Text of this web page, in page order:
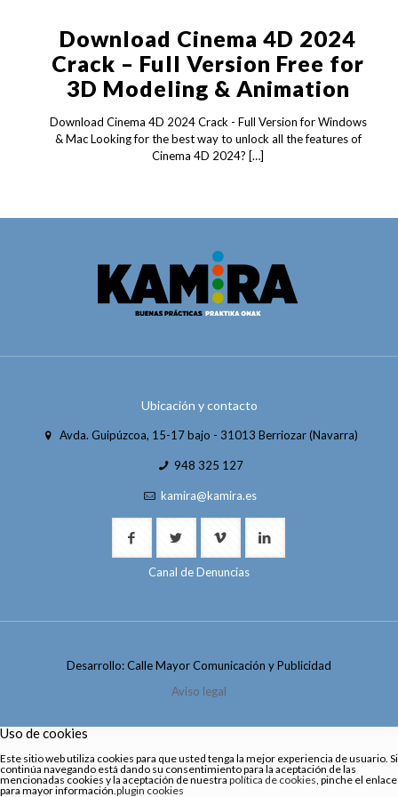
Download Cinema 4D 2024
Crack – Full Version Free for
3D Modeling & Animation
Download Cinema 4D 2024 Crack - Full Version for Windows
& Mac Looking for the best way to unlock all the features of
Cinema 4D 2024? […]
Ubicación y contacto
Avda. Guipúzcoa, 15-17 bajo - 31013 Berriozar (Navarra)
948 325 127
kamira@kamira.es
Canal de Denuncias
Desarrollo: Calle Mayor Comunicación y Publicidad
Aviso legal
Uso de cookies
Este sitio web utiliza cookies para que usted tenga la mejor experiencia de usuario. Si
continúa navegando está dando su consentimiento para la aceptación de las
mencionadas cookies y la aceptación de nuestra política de cookies, pinche el enlace
para mayor información.plugin cookies